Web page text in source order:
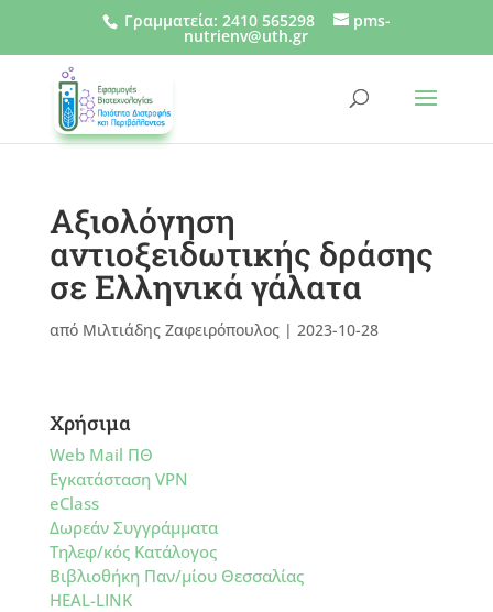
Γραμματεία: 2410 565298 pms-
nutrienv@uth.gr
Αξιολόγηση
αντιοξειδωτικής δράσης
σε Ελληνικά γάλατα
από Μιλτιάδης Ζαφειρόπουλος| 2023-10-28
Χρήσιμα
Web Mail ΠΘ
Εγκατάσταση VPN
eClass
Δωρεάν Συγγράμματα
Τηλεφ/κός Κατάλογος
Βιβλιοθήκη Παν/μίου Θεσσαλίας
HEAL-LINK